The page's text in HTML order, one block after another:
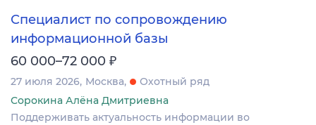
Специалист по сопровождению
информационной базы
60 000–72 000 ₽
27 июля 2026 Москва
Охотный ряд
Сорокина Алёна Дмитриевна
Поддерживать актуальность информации во